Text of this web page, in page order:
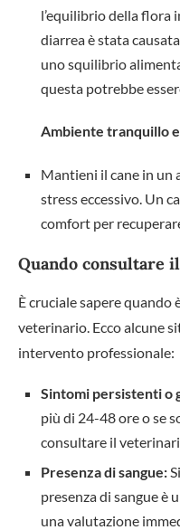
l’equilibrio della flora
diarrea è stata
uno squilibrio
questa potrebbe
Ambiente tranquillo
Mantieni il cane in un
stress eccessivo. Un
comfort per
Quando consultare
È cruciale sapere quando
veterinario. Ecco alcune
intervento professionale:
Sintomi persistenti o
più di 24-48 ore o se
consultare il
Presenza di sangue:
presenza di sangue è
una valutazione